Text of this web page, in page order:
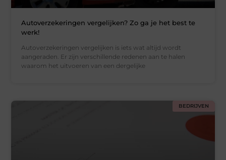
Autoverzekeringen vergelijken? Zo ga je het best te
werk!
Autoverzekeringen vergelijken is iets wat altijd wordt
aangeraden. Er zijn verschillende redenen aan te halen
waarom het uitvoeren van een dergelijke
BEDRIJVEN